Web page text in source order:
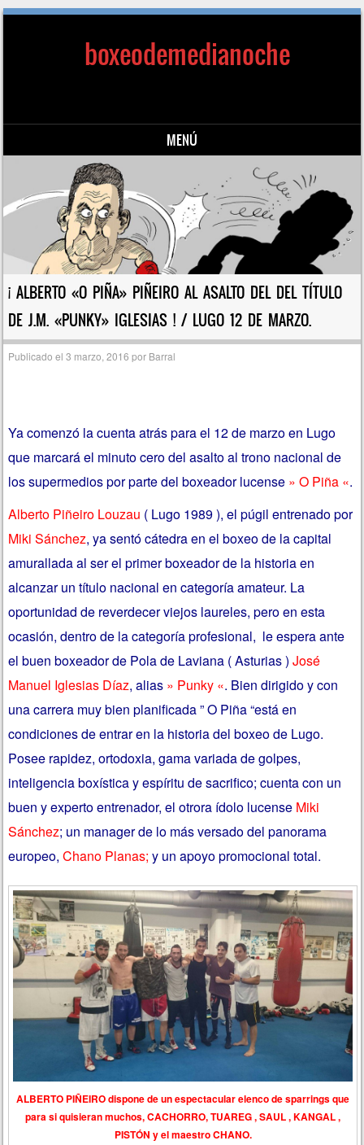
boxeodemedianoche
MENÚ
Saltar al contenido
¡ ALBERTO «O PIÑA» PIÑEIRO AL ASALTO DEL DEL TÍTULO
DE J.M. «PUNKY» IGLESIAS ! / LUGO 12 DE MARZO.
Publicado el3 marzo, 2016 por Barral
Ya comenzó la cuenta atrás para el 12 de marzo en Lugo
que marcará el minuto cero del asalto al trono nacional de
los supermedios por parte del boxeador lucense » O Piña «.
Alberto Piñeiro Louzau ( Lugo 1989 ), el púgil entrenado por
Miki Sánchez, ya sentó cátedra en el boxeo de la capital
amurallada al ser el primer boxeador de la historia en
alcanzar un título nacional en categoría amateur. La
oportunidad de reverdecer viejos laureles, pero en esta
ocasión, dentro de la categoría profesional, le espera ante
el buen boxeador de Pola de Laviana ( Asturias )José
Manuel Iglesias Díaz, alias » Punky «. Bien dirigido y con
una carrera muy bien planificada ” O Piña “está en
condiciones de entrar en la historia del boxeo de Lugo.
Posee rapidez, ortodoxia, gama variada de golpes,
inteligencia boxística y espíritu de sacrifico; cuenta con un
buen y experto entrenador, el otrora ídolo lucense Miki
Sánchez; un manager de lo más versado del panorama
europeo,Chano Planas; y un apoyo promocional total.
ALBERTO PIÑEIRO dispone de un espectacular elenco de sparrings que
para si quisieran muchos, CACHORRO, TUAREG , SAUL , KANGAL ,
PISTÓN y el maestro CHANO.